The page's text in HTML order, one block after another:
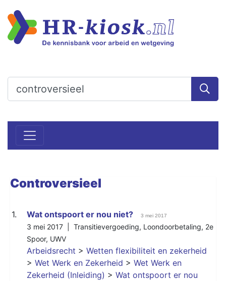
Controversieel
1. Wat ontspoort er nou niet? 3 mei 2017
3 mei 2017 | Transitievergoeding, Loondoorbetaling, 2e
Spoor, UWV
Arbeidsrecht > Wetten flexibiliteit en zekerheid
> Wet Werk en Zekerheid > Wet Werk en
Zekerheid (Inleiding) > Wat ontspoort er nou